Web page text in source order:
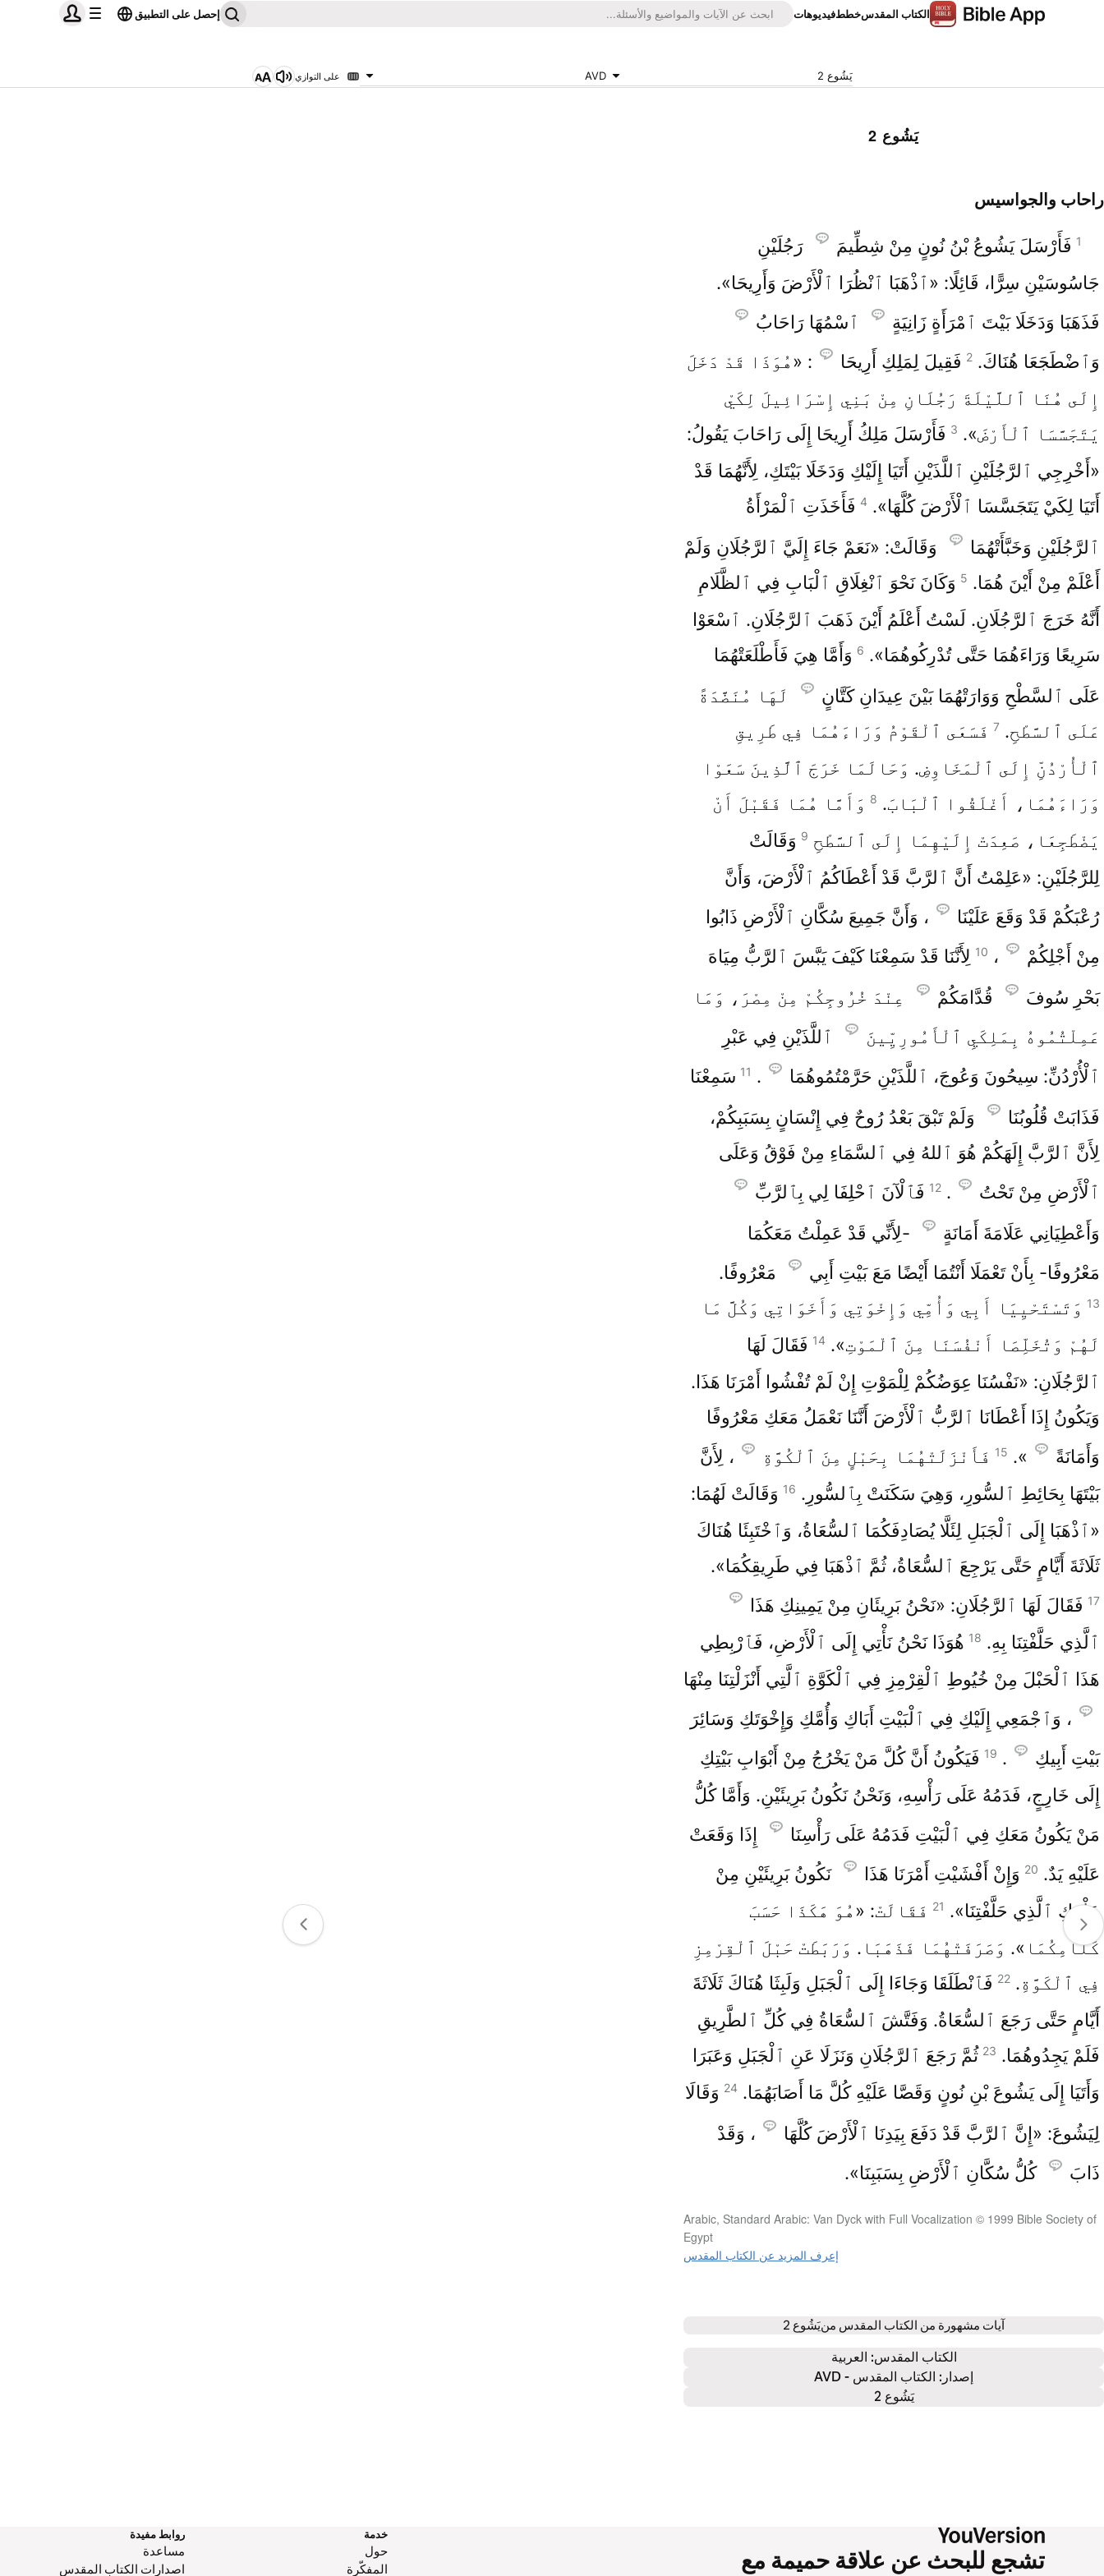
الكتاب المقدسخططفيديوهات إحصل على التطبيق
يَشُوع 2 AVD على التوازي
يَشُوع 2
راحاب والجواسيس
1 فَأَرْسَلَ يَشُوعُ بْنُ نُونٍ مِنْ شِطِّيمَ
رَجُلَيْنِ
جَاسُوسَيْنِ سِرًّا، قَائِلًا: «ٱذْهَبَا ٱنْظُرَا ٱلْأَرْضَ وَأَرِيحَا».
فَذَهَبَا وَدَخَلَا بَيْتَ ٱمْرَأَةٍ زَانِيَةٍ
ٱسْمُهَا رَاحَابُ
وَٱضْطَجَعَا هُنَاكَ. 2 فَقِيلَ لِمَلِكِ أَرِيحَا
: «هُوَذَا قَدْ دَخَلَ
إِلَى هُنَا ٱللَّيْلَةَ رَجُلَانِ مِنْ بَنِي إِسْرَائِيلَ لِكَيْ
يَتَجَسَّسَا ٱلْأَرْضَ». 3 فَأَرْسَلَ مَلِكُ أَرِيحَا إِلَى رَاحَابَ يَقُولُ:
«أَخْرِجِي ٱلرَّجُلَيْنِ ٱللَّذَيْنِ أَتَيَا إِلَيْكِ وَدَخَلَا بَيْتَكِ، لِأَنَّهُمَا قَدْ
أَتَيَا لِكَيْ يَتَجَسَّسَا ٱلْأَرْضَ كُلَّهَا». 4 فَأَخَذَتِ ٱلْمَرْأَةُ
ٱلرَّجُلَيْنِ وَخَبَّأَتْهُمَا
وَقَالَتْ: «نَعَمْ جَاءَ إِلَيَّ ٱلرَّجُلَانِ وَلَمْ
أَعْلَمْ مِنْ أَيْنَ هُمَا. 5 وَكَانَ نَحْوَ ٱنْغِلَاقِ ٱلْبَابِ فِي ٱلظَّلَامِ
أَنَّهُ خَرَجَ ٱلرَّجُلَانِ. لَسْتُ أَعْلَمُ أَيْنَ ذَهَبَ ٱلرَّجُلَانِ. ٱسْعَوْا
سَرِيعًا وَرَاءَهُمَا حَتَّى تُدْرِكُوهُمَا». 6 وَأَمَّا هِيَ فَأَطْلَعَتْهُمَا
عَلَى ٱلسَّطْحِ وَوَارَتْهُمَا بَيْنَ عِيدَانِ كَتَّانٍ
لَهَا مُنَضَّدَةً
عَلَى ٱلسَّطْحِ. 7 فَسَعَى ٱلْقَوْمُ وَرَاءَهُمَا فِي طَرِيقِ
ٱلْأُرْدُنِّ إِلَى ٱلْمَخَاوِضِ. وَحَالَمَا خَرَجَ ٱلَّذِينَ سَعَوْا
وَرَاءَهُمَا، أَغْلَقُوا ٱلْبَابَ. 8 وَأَمَّا هُمَا فَقَبْلَ أَنْ
يَضْطَجِعَا، صَعِدَتْ إِلَيْهِمَا إِلَى ٱلسَّطْحِ 9 وَقَالَتْ
لِلرَّجُلَيْنِ: «عَلِمْتُ أَنَّ ٱلرَّبَّ قَدْ أَعْطَاكُمُ ٱلْأَرْضَ، وَأَنَّ
رُعْبَكُمْ قَدْ وَقَعَ عَلَيْنَا
، وَأَنَّ جَمِيعَ سُكَّانِ ٱلْأَرْضِ ذَابُوا
مِنْ أَجْلِكُمْ
، 10 لِأَنَّنَا قَدْ سَمِعْنَا كَيْفَ يَبَّسَ ٱلرَّبُّ مِيَاهَ
بَحْرِ سُوفَ
قُدَّامَكُمْ
عِنْدَ خُرُوجِكُمْ مِنْ مِصْرَ، وَمَا
عَمِلْتُمُوهُ بِمَلِكَيِ ٱلْأَمُورِيِّينَ
ٱللَّذَيْنِ فِي عَبْرِ
ٱلْأُرْدُنِّ: سِيحُونَ وَعُوجَ، ٱللَّذَيْنِ حَرَّمْتُمُوهُمَا
.
11 سَمِعْنَا
فَذَابَتْ قُلُوبُنَا
وَلَمْ تَبْقَ بَعْدُ رُوحٌ فِي إِنْسَانٍ بِسَبَبِكُمْ،
لِأَنَّ ٱلرَّبَّ إِلَهَكُمْ هُوَ ٱللهُ فِي ٱلسَّمَاءِ مِنْ فَوْقُ وَعَلَى
ٱلْأَرْضِ مِنْ تَحْتُ
.
12 فَٱلْآنَ ٱحْلِفَا لِي بِٱلرَّبِّ
وَأَعْطِيَانِي عَلَامَةَ أَمَانَةٍ
-لِأَنِّي قَدْ عَمِلْتُ مَعَكُمَا
مَعْرُوفًا- بِأَنْ تَعْمَلَا أَنْتُمَا أَيْضًا مَعَ بَيْتِ أَبِي
مَعْرُوفًا.
13 وَتَسْتَحْيِيَا أَبِي وَأُمِّي وَإِخْوَتِي وَأَخَوَاتِي وَكُلَّ مَا
لَهُمْ وَتُخَلِّصَا أَنْفُسَنَا مِنَ ٱلْمَوْتِ». 14 فَقَالَ لَهَا
ٱلرَّجُلَانِ: «نَفْسُنَا عِوَضُكُمْ لِلْمَوْتِ إِنْ لَمْ تُفْشُوا أَمْرَنَا هَذَا.
وَيَكُونُ إِذَا أَعْطَانَا ٱلرَّبُّ ٱلْأَرْضَ أَنَّنَا نَعْمَلُ مَعَكِ مَعْرُوفًا
وَأَمَانَةً
».
15 فَأَنْزَلَتْهُمَا بِحَبْلٍ مِنَ ٱلْكُوَّةِ
، لِأَنَّ
بَيْتَهَا بِحَائِطِ ٱلسُّورِ، وَهِيَ سَكَنَتْ بِٱلسُّورِ. 16 وَقَالَتْ لَهُمَا:
«ٱذْهَبَا إِلَى ٱلْجَبَلِ لِئَلَّا يُصَادِفَكُمَا ٱلسُّعَاةُ، وَٱخْتَبِئَا هُنَاكَ
ثَلَاثَةَ أَيَّامٍ حَتَّى يَرْجِعَ ٱلسُّعَاةُ، ثُمَّ ٱذْهَبَا فِي طَرِيقِكُمَا».
17 فَقَالَ لَهَا ٱلرَّجُلَانِ: «نَحْنُ بَرِيئَانِ مِنْ يَمِينِكِ هَذَا
ٱلَّذِي حَلَّفْتِنَا بِهِ. 18 هُوَذَا نَحْنُ نَأْتِي إِلَى ٱلْأَرْضِ، فَٱرْبِطِي
هَذَا ٱلْحَبْلَ مِنْ خُيُوطِ ٱلْقِرْمِزِ فِي ٱلْكَوَّةِ ٱلَّتِي أَنْزَلْتِنَا مِنْهَا
، وَٱجْمَعِي إِلَيْكِ فِي ٱلْبَيْتِ أَبَاكِ وَأُمَّكِ وَإِخْوَتَكِ وَسَائِرَ
بَيْتِ أَبِيكِ
.
19 فَيَكُونُ أَنَّ كُلَّ مَنْ يَخْرُجُ مِنْ أَبْوَابِ بَيْتِكِ
إِلَى خَارِجٍ، فَدَمُهُ عَلَى رَأْسِهِ، وَنَحْنُ نَكُونُ بَرِيئَيْنِ. وَأَمَّا كُلُّ
مَنْ يَكُونُ مَعَكِ فِي ٱلْبَيْتِ فَدَمُهُ عَلَى رَأْسِنَا
إِذَا وَقَعَتْ
عَلَيْهِ يَدٌ. 20 وَإِنْ أَفْشَيْتِ أَمْرَنَا هَذَا
نَكُونُ بَرِيئَيْنِ مِنْ
حَلْفِكِ ٱلَّذِي حَلَّفْتِنَا». 21 فَقَالَتْ: «هُوَ هَكَذَا حَسَبَ
كَلَامِكُمَا». وَصَرَفَتْهُمَا فَذَهَبَا. وَرَبَطَتْ حَبْلَ ٱلْقِرْمِزِ
فِي ٱلْكَوَّةِ. 22 فَٱنْطَلَقَا وَجَاءَا إِلَى ٱلْجَبَلِ وَلَبِثَا هُنَاكَ ثَلَاثَةَ
أَيَّامٍ حَتَّى رَجَعَ ٱلسُّعَاةُ. وَفَتَّشَ ٱلسُّعَاةُ فِي كُلِّ ٱلطَّرِيقِ
فَلَمْ يَجِدُوهُمَا. 23 ثُمَّ رَجَعَ ٱلرَّجُلَانِ وَنَزَلَا عَنِ ٱلْجَبَلِ وَعَبَرَا
وَأَتَيَا إِلَى يَشُوعَ بْنِ نُونٍ وَقَصَّا عَلَيْهِ كُلَّ مَا أَصَابَهُمَا. 24 وَقَالَا
لِيَشُوعَ: «إِنَّ ٱلرَّبَّ قَدْ دَفَعَ بِيَدِنَا ٱلْأَرْضَ كُلَّهَا
، وَقَدْ
ذَابَ
كُلُّ سُكَّانِ ٱلْأَرْضِ بِسَبَبِنَا».
Arabic, Standard Arabic: Van Dyck with Full Vocalization © 1999 Bible Society of
Egypt
إعرف المزيد عن الكتاب المقدس
آيات مشهورة من الكتاب المقدس منيَشُوع 2
الكتاب المقدس: العربية
إصدار: الكتاب المقدس - AVD
يَشُوع 2
تشجع للبحث عن علاقة حميمة مع
خدمة
حول‌
المفكّرة
روابط مفيدة
مساعدة
اصدارات الكتاب المقدس